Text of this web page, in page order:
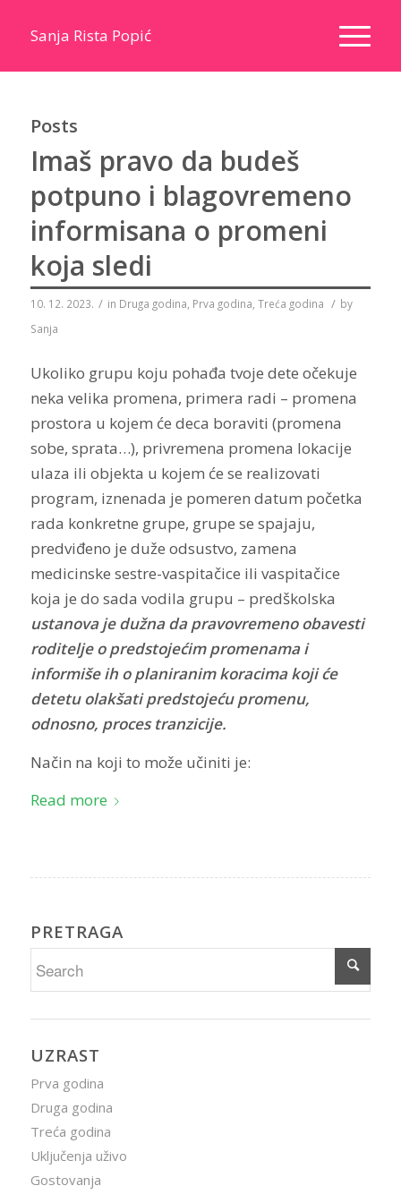
Sanja Rista Popić
Posts
Imaš pravo da budeš
potpuno i blagovremeno
informisana o promeni
koja sledi
10. 12. 2023. / in Druga godina Prva godina Treća godina / by
Sanja
Ukoliko grupu koju pohađa tvoje dete očekuje
neka velika promena, primera radi – promena
prostora u kojem će deca boraviti (promena
sobe, sprata…), privremena promena lokacije
ulaza ili objekta u kojem će se realizovati
program, iznenada je pomeren datum početka
rada konkretne grupe, grupe se spajaju,
predviđeno je duže odsustvo, zamena
medicinske sestre-vaspitačice ili vaspitačice
koja je do sada vodila grupu – predškolska
ustanova je dužna da pravovremeno obavesti
roditelje o predstojećim promenama i
informiše ih o planiranim koracima koji će
detetu olakšati predstojeću promenu,
odnosno, proces tranzicije.
Način na koji to može učiniti je:
Read more
PRETRAGA
UZRAST
Prva godina
Druga godina
Treća godina
Uključenja uživo
Gostovanja